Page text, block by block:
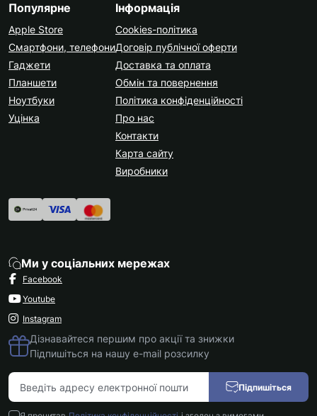
Популярне
Apple Store
Смартфони, телефони
Гаджети
Планшети
Ноутбуки
Уцінка
Інформація
Cookies-політика
Договір публічної оферти
Доставка та оплата
Обмін та повернення
Політика конфіденційності
Про нас
Контакти
Карта сайту
Виробники
Ми у соціальних мережах
Facebook
Youtube
Instagram
Дізнавайтеся першим про акції та знижки
Підпишіться на нашу e-mail розсилку
Підпишіться